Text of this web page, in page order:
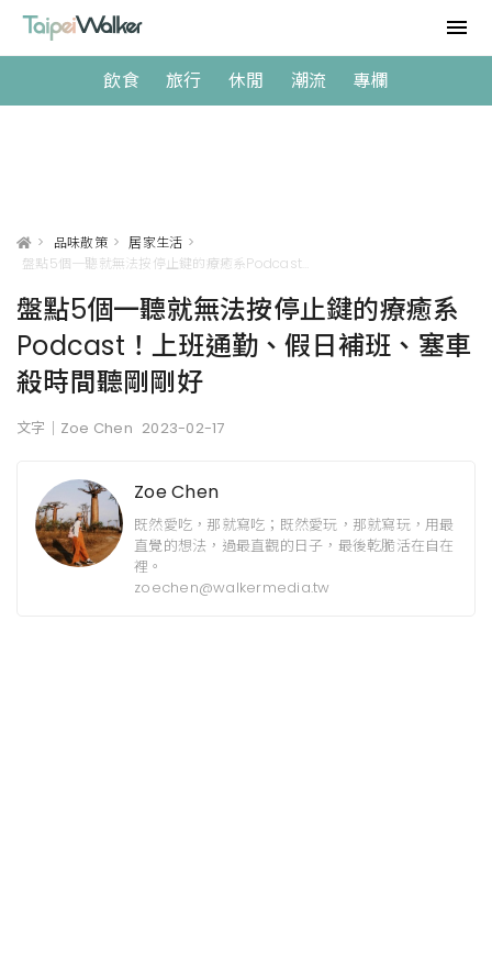
飲食 旅行 休閒 潮流 專欄
> 品味散策 > 居家生活 >
盤點5個一聽就無法按停止鍵的療癒系
Podcast！上班通勤、假日補班、塞車
殺時間聽剛剛好
文字｜Zoe Chen 2023-02-17
Zoe Chen
既然愛吃，那就寫吃；既然愛玩，那就寫玩，用最
直覺的想法，過最直觀的日子，最後乾脆活在自在
裡。
zoechen@walkermedia.tw